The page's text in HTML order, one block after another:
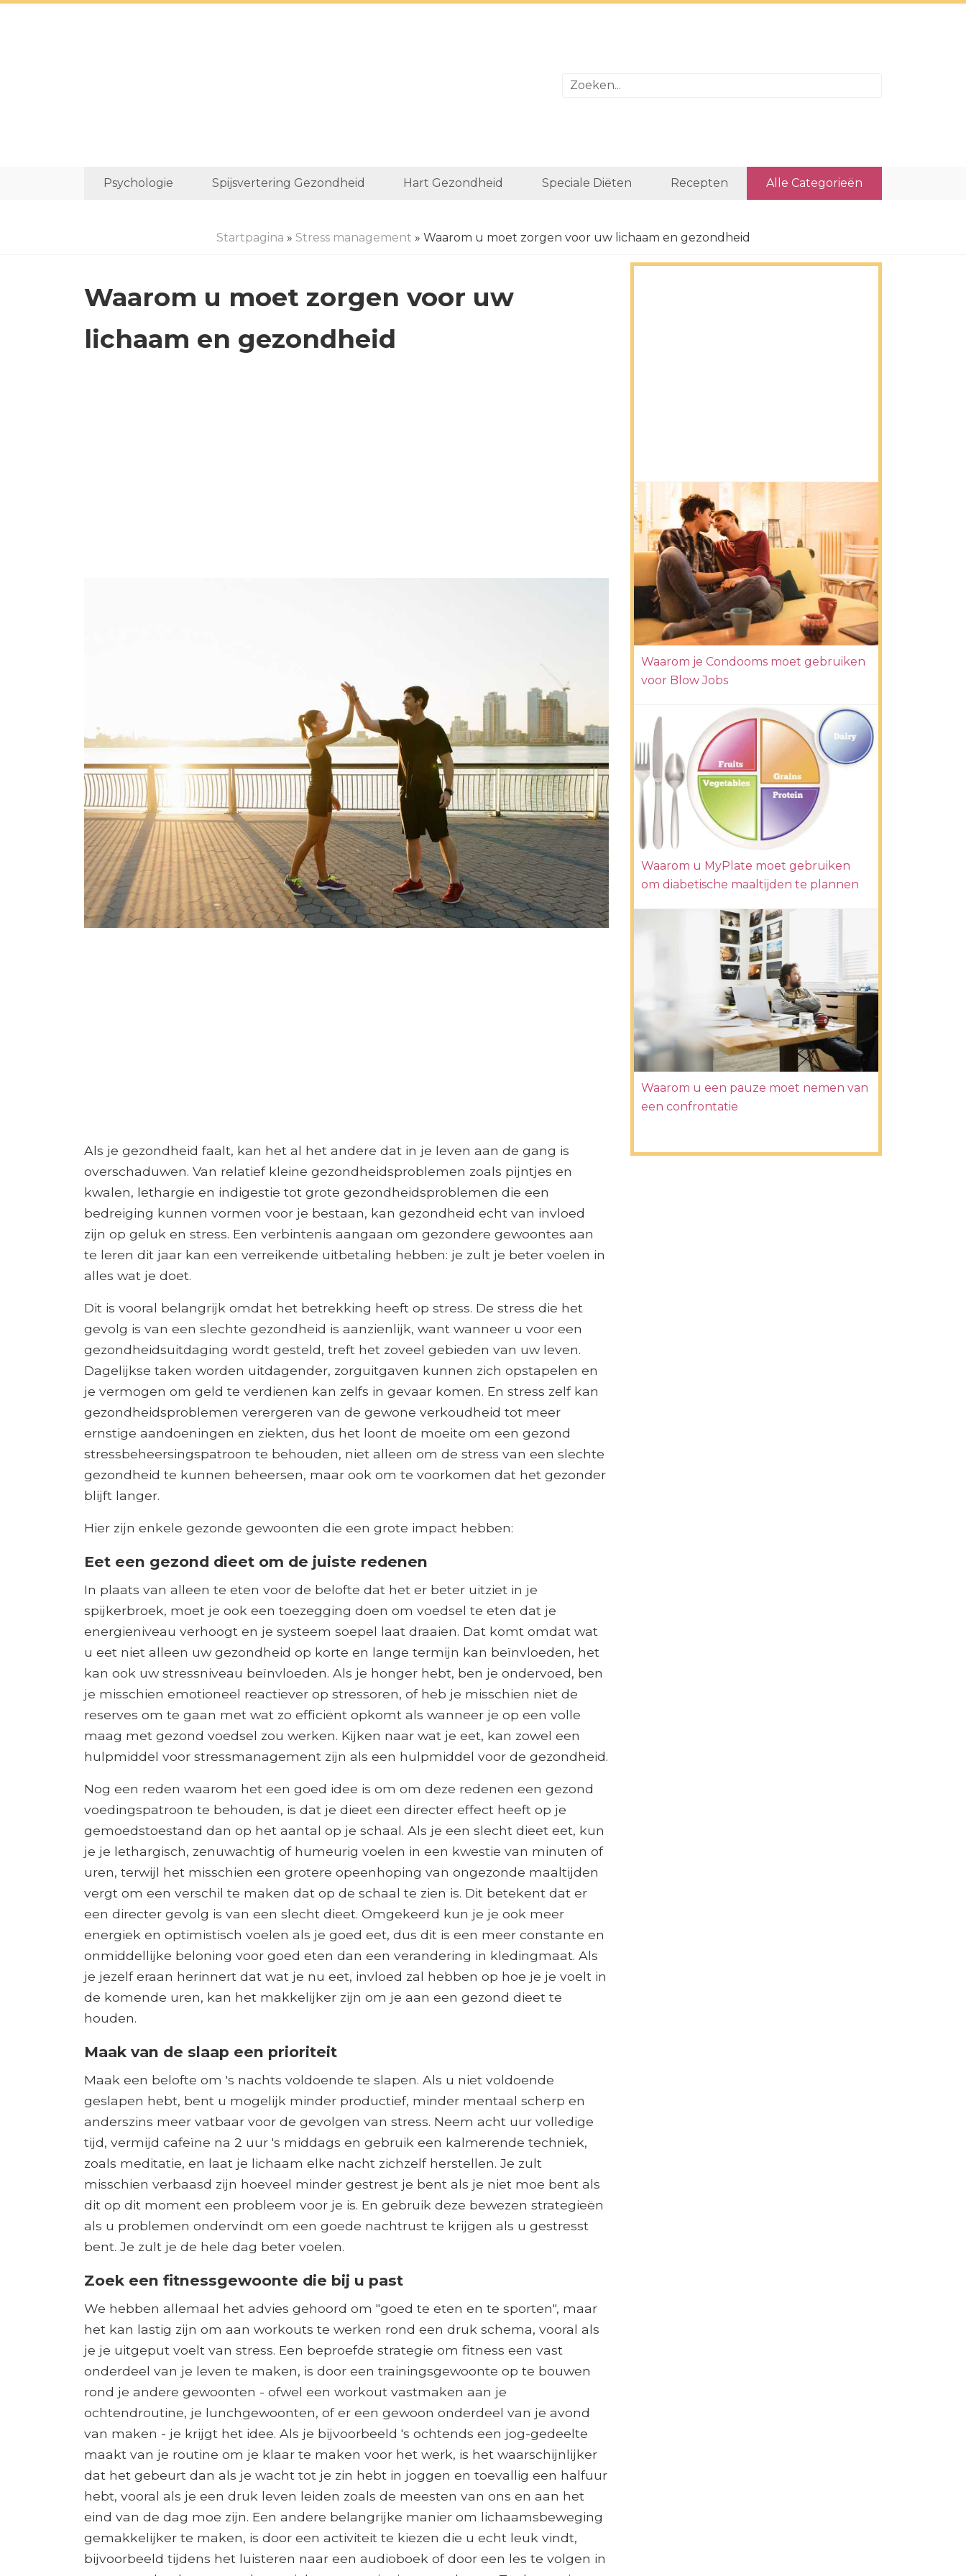
Psychologie Spijsvertering Gezondheid Hart Gezondheid Speciale Diëten Recepten Alle Categorieën
Startpagina » Stress management » Waarom u moet zorgen voor uw lichaam en gezondheid
Waarom u moet zorgen voor uw
lichaam en gezondheid
Als je gezondheid faalt, kan het al het andere dat in je leven aan de gang is
overschaduwen. Van relatief kleine gezondheidsproblemen zoals pijntjes en
kwalen, lethargie en indigestie tot grote gezondheidsproblemen die een
bedreiging kunnen vormen voor je bestaan, kan gezondheid echt van invloed
zijn op geluk en stress. Een verbintenis aangaan om gezondere gewoontes aan
te leren dit jaar kan een verreikende uitbetaling hebben: je zult je beter voelen in
alles wat je doet.
Dit is vooral belangrijk omdat het betrekking heeft op stress. De stress die het
gevolg is van een slechte gezondheid is aanzienlijk, want wanneer u voor een
gezondheidsuitdaging wordt gesteld, treft het zoveel gebieden van uw leven.
Dagelijkse taken worden uitdagender, zorguitgaven kunnen zich opstapelen en
je vermogen om geld te verdienen kan zelfs in gevaar komen. En stress zelf kan
gezondheidsproblemen verergeren van de gewone verkoudheid tot meer
ernstige aandoeningen en ziekten, dus het loont de moeite om een ​​gezond
stressbeheersingspatroon te behouden, niet alleen om de stress van een slechte
gezondheid te kunnen beheersen, maar ook om te voorkomen dat het gezonder
blijft langer.
Hier zijn enkele gezonde gewoonten die een grote impact hebben:
Eet een gezond dieet om de juiste redenen
In plaats van alleen te eten voor de belofte dat het er beter uitziet in je
spijkerbroek, moet je ook een toezegging doen om voedsel te eten dat je
energieniveau verhoogt en je systeem soepel laat draaien. Dat komt omdat wat
u eet niet alleen uw gezondheid op korte en lange termijn kan beïnvloeden, het
kan ook uw stressniveau beïnvloeden. Als je honger hebt, ben je ondervoed, ben
je misschien emotioneel reactiever op stressoren, of heb je misschien niet de
reserves om te gaan met wat zo efficiënt opkomt als wanneer je op een volle
maag met gezond voedsel zou werken. Kijken naar wat je eet, kan zowel een
hulpmiddel voor stressmanagement zijn als een hulpmiddel voor de gezondheid.
Nog een reden waarom het een goed idee is om om deze redenen een gezond
voedingspatroon te behouden, is dat je dieet een directer effect heeft op je
gemoedstoestand dan op het aantal op je schaal. Als je een slecht dieet eet, kun
je je lethargisch, zenuwachtig of humeurig voelen in een kwestie van minuten of
uren, terwijl het misschien een grotere opeenhoping van ongezonde maaltijden
vergt om een ​​verschil te maken dat op de schaal te zien is. Dit betekent dat er
een directer gevolg is van een slecht dieet. Omgekeerd kun je je ook meer
energiek en optimistisch voelen als je goed eet, dus dit is een meer constante en
onmiddellijke beloning voor goed eten dan een verandering in kledingmaat. Als
je jezelf eraan herinnert dat wat je nu eet, invloed zal hebben op hoe je je voelt in
de komende uren, kan het makkelijker zijn om je aan een gezond dieet te
houden.
Maak van de slaap een prioriteit
Maak een belofte om 's nachts voldoende te slapen. Als u niet voldoende
geslapen hebt, bent u mogelijk minder productief, minder mentaal scherp en
anderszins meer vatbaar voor de gevolgen van stress. Neem acht uur volledige
tijd, vermijd cafeïne na 2 uur 's middags en gebruik een kalmerende techniek,
zoals meditatie, en laat je lichaam elke nacht zichzelf herstellen. Je zult
misschien verbaasd zijn hoeveel minder gestrest je bent als je niet moe bent als
dit op dit moment een probleem voor je is. En gebruik deze bewezen strategieën
als u problemen ondervindt om een ​​goede nachtrust te krijgen als u gestresst
bent. Je zult je de hele dag beter voelen.
Zoek een fitnessgewoonte die bij u past
We hebben allemaal het advies gehoord om "goed te eten en te sporten", maar
het kan lastig zijn om aan workouts te werken rond een druk schema, vooral als
je je uitgeput voelt van stress. Een beproefde strategie om fitness een vast
onderdeel van je leven te maken, is door een trainingsgewoonte op te bouwen
rond je andere gewoonten - ofwel een workout vastmaken aan je
ochtendroutine, je lunchgewoonten, of er een gewoon onderdeel van je avond
van maken - je krijgt het idee. Als je bijvoorbeeld 's ochtends een jog-gedeelte
maakt van je routine om je klaar te maken voor het werk, is het waarschijnlijker
dat het gebeurt dan als je wacht tot je zin hebt in joggen en toevallig een halfuur
hebt, vooral als je een druk leven leiden zoals de meesten van ons en aan het
eind van de dag moe zijn. Een andere belangrijke manier om lichaamsbeweging
gemakkelijker te maken, is door een activiteit te kiezen die u echt leuk vindt,
bijvoorbeeld tijdens het luisteren naar een audioboek of door een les te volgen in
Waarom je Condooms moet gebruiken
voor Blow Jobs
Waarom u MyPlate moet gebruiken
om diabetische maaltijden te plannen
Waarom u een pauze moet nemen van
een confrontatie